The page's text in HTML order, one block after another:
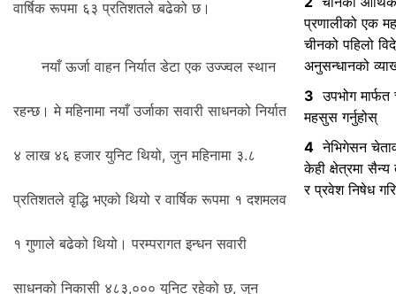
वार्षिक रूपमा ६३ प्रतिशतले बढेको छ।
नयाँ ऊर्जा वाहन निर्यात डेटा एक उज्ज्वल स्थान
रहन्छ। मे महिनामा नयाँ उर्जाका सवारी साधनको निर्यात
४ लाख ४६ हजार युनिट थियो, जुन महिनामा ३.८
प्रतिशतले वृद्धि भएको थियो र वार्षिक रूपमा १ दशमलव
१ गुणाले बढेको थियो। परम्परागत इन्धन सवारी
साधनको निकासी ४८३,००० युनिट रहेको छ, जुन
प्रणालीको एक
चीनको पहिलो
अनुसन्धानको
3 उपभोग
महसुस गर्नुहोस्
4 नेभिगेसन
केही क्षेत्रमा
र प्रवेश निषेध